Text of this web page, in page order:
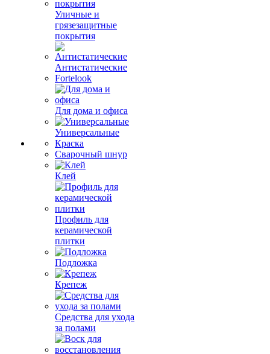
Уличные и
грязезащитные
покрытия
Антистатические
Fortelook
Для дома и офиса
Универсальные
Краска
Сварочный шнур
Клей
Профиль для
керамической
плитки
Подложка
Крепеж
Средства для ухода
за полами